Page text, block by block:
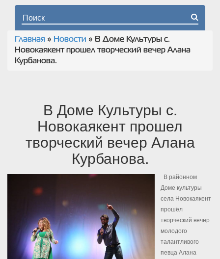
Форма поиска
Вы здесь
Главная » Новости » В Доме Культуры с.
Новокаякент прошел творческий вечер Алана
Курбанова.
В Доме Культуры с.
Новокаякент прошел
творческий вечер Алана
Курбанова.
В районном
Доме культуры
села Новокаякент
прошёл
творческий вечер
молодого
талантливого
певца Алана